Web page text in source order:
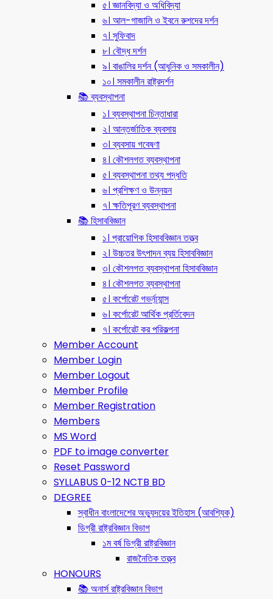
৫। জ্ঞানবিদ্যা ও অধিবিদ্যা
৬। আল-গাজালি ও ইবনে রুশদের দর্শন
৭। সুফিবাদ
৮। বৌদ্ধ দর্শন
৯। বাঙালির দর্শন (আধুনিক ও সমকালীন)
১০। সমকালীন রাষ্ট্রদর্শন
📚 ব্যবস্থাপনা
১। ব্যবস্থাপনা চিন্তাধারা
২। আন্তর্জাতিক ব্যবসায়
৩। ব্যবসায় গবেষণা
৪। কৌশলগত ব্যবস্থাপনা
৫। ব্যবস্থাপনা তথ্য পদ্ধতি
৬। প্রশিক্ষণ ও উন্নয়ন
৭। ক্ষতিপূরণ ব্যবস্থাপনা
📚 হিসাববিজ্ঞান
১। প্রায়োগিক হিসাববিজ্ঞান তত্ত্ব
২। উচ্চতর উৎপাদন ব্যয় হিসাববিজ্ঞান
৩। কৌশলগত ব্যবস্থাপনা হিসাববিজ্ঞান
৪। কৌশলগত ব্যবস্থাপনা
৫। কর্পোরেট গভর্ন্য্যান্স
৬। কর্পোরেট আর্থিক প্রর্তিবেদন
৭। কর্পোরেট কর পরিকল্পনা
Member Account
Member Login
Member Logout
Member Profile
Member Registration
Members
MS Word
PDF to image converter
Reset Password
SYLLABUS 0-12 NCTB BD
DEGREE
স্বাধীন বাংলাদেশের অভ্যুদয়ের ইতিহাস (আবশ্যিক)
ডিগ্রী রাষ্ট্রবিজ্ঞান বিভাগ
১ম বর্ষ ডিগ্রী রাষ্ট্রবিজ্ঞান
রাজনৈতিক তত্ত্ব
HONOURS
📚 অনার্স রাষ্ট্রবিজ্ঞান বিভাগ